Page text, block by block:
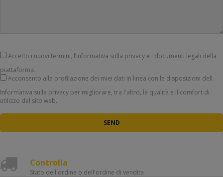
Accetto i nuovi termini, l’informativa sulla privacy e i documenti legali della
piattaforma.
Acconsento alla profilazione dei miei dati in linea con le disposizioni dell.
Informativa sulla privacy per migliorare, tra l'altro, la qualità e il comfort di
utilizzo del sito web.
SEND
Controlla
Stato dell'ordine o dell'ordine di vendita